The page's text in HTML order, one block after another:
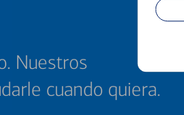
Nuestros
cuando quiera.